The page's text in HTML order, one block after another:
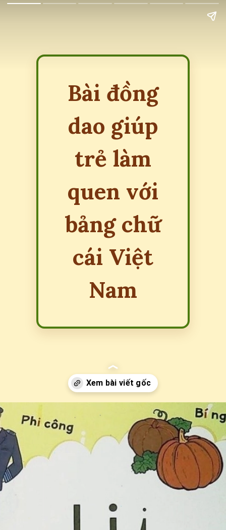
Bài đồng
dao giúp
trẻ làm
quen với
bảng chữ
cái Việt
Nam
Đang mở https://erci.edu.vn/bai-dong-dao-ve-chu-cai